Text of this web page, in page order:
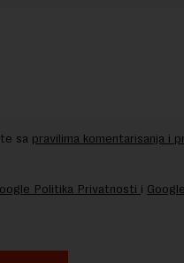
sa pravilima komentarisanja i
Politika Privatnosti i